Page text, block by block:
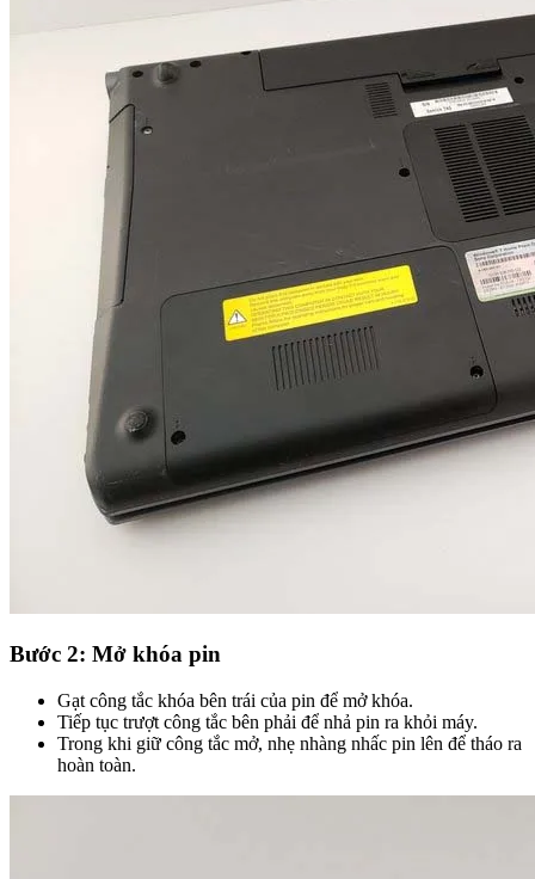
Bước 2: Mở khóa pin
Gạt công tắc khóa bên trái của pin để mở khóa.
Tiếp tục trượt công tắc bên phải để nhả pin ra khỏi máy.
Trong khi giữ công tắc mở, nhẹ nhàng nhấc pin lên để tháo ra
hoàn toàn.